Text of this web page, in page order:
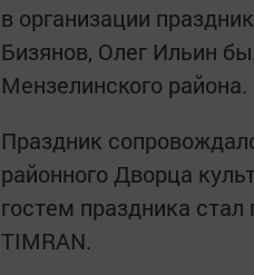
в организации
Бизянов, Олег Ильин
Мензелинского района.
Праздник
районного Дворца
гостем праздника
TIMRAN.